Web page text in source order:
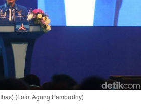
(Foto: Agung Pambudhy)